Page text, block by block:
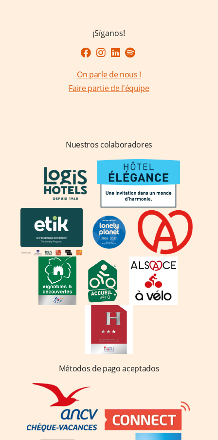
¡Síganos!
On parle de nous !
Faire partie de l'équipe
Nuestros colaboradores
Métodos de pago aceptados